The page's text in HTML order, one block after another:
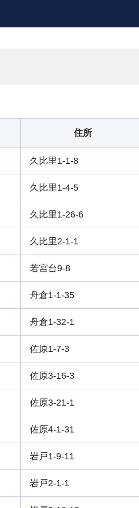
住所
久比里1-1-8
久比里1-4-5
久比里1-26-6
久比里2-1-1
若宮台9-8
舟倉1-1-35
舟倉1-32-1
佐原1-7-3
佐原3-16-3
佐原3-21-1
佐原4-1-31
岩戸1-9-11
岩戸2-1-1